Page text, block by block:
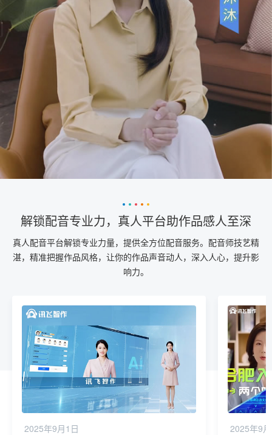
解锁配音专业力，真人平台助作品感人至深
真人配音平台解锁专业力量，提供全方位配音服务。配音师技艺精
湛，精准把握作品风格，让你的作品声音动人，深入人心，提升影
响力。
2025年9月1日 2025年9